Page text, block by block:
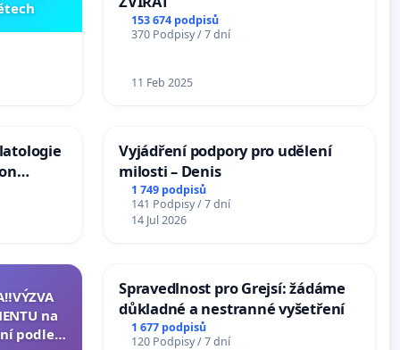
153 674 podpisů
370 Podpisy / 7 dní
11 Feb 2025
Vyjádření podpory pro udělení
milosti – Denis
1 749 podpisů
141 Podpisy / 7 dní
14 Jul 2026
na
podle §
Spravedlnost pro Grejsí: žádáme
důkladné a nestranné vyšetření
1 677 podpisů
120 Podpisy / 7 dní